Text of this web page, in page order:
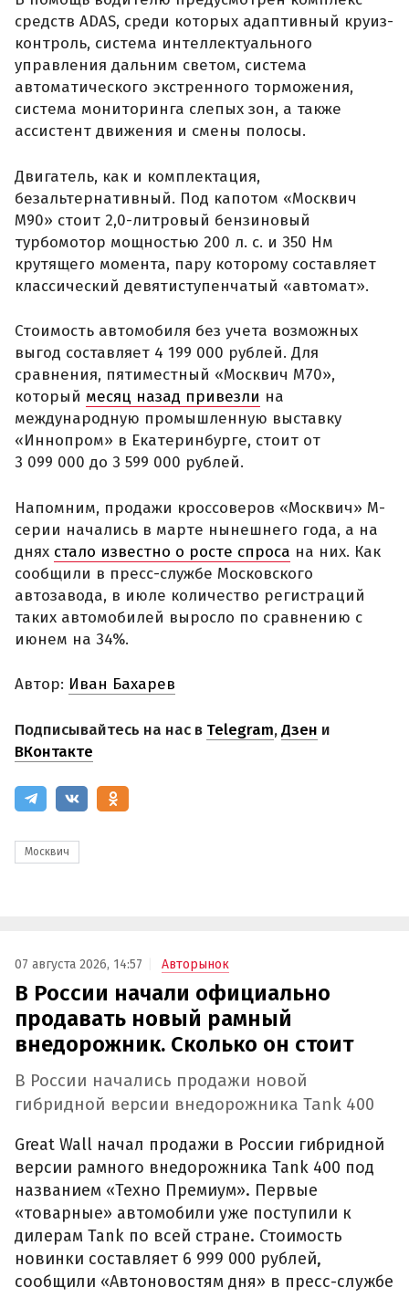
средств ADAS, среди которых адаптивный круиз-
контроль, система интеллектуального
управления дальним светом, система
автоматического экстренного торможения,
система мониторинга слепых зон, а также
ассистент движения и смены полосы.
Двигатель, как и комплектация,
безальтернативный. Под капотом «Москвич
М90» стоит 2,0-литровый бензиновый
турбомотор мощностью 200 л. с. и 350 Нм
крутящего момента, пару которому составляет
классический девятиступенчатый «автомат».
Стоимость автомобиля без учета возможных
выгод составляет 4 199 000 рублей. Для
сравнения, пятиместный «Москвич М70»,
который месяц назад привезли на
международную промышленную выставку
«Иннопром» в Екатеринбурге, стоит от
3 099 000 до 3 599 000 рублей.
Напомним, продажи кроссоверов «Москвич» М-
серии начались в марте нынешнего года, а на
днях стало известно о росте спроса на них. Как
сообщили в пресс-службе Московского
автозавода, в июле количество регистраций
таких автомобилей выросло по сравнению с
июнем на 34%.
Автор: Иван Бахарев
Подписывайтесь на нас в Telegram,Дзен и
ВКонтакте
Москвич
07 августа 2026, 14:57 Авторынок
В России начали официально
продавать новый рамный
внедорожник. Сколько он стоит
В России начались продажи новой
гибридной версии внедорожника Tank 400
Great Wall начал продажи в России гибридной
версии рамного внедорожника Tank 400 под
названием «Техно Премиум». Первые
«товарные» автомобили уже поступили к
дилерам Tank по всей стране. Стоимость
новинки составляет 6 999 000 рублей,
сообщили «Автоновостям дня» в пресс-службе